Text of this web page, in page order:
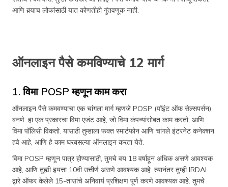
आणि बर्‍याच लोकांसाठी यात कोणतीही गुंतवणूक नाही.
ऑनलाइन पैसे कमविण्याचे 12 मार्ग
1. विमा POSP म्हणून काम करा
ऑनलाइन पैसे कमवण्याचा एक चांगला मार्ग म्हणजे POSP (पॉइंट ऑफ सेल्सपर्सन)
बनणे. हा एक प्रकारचा विमा एजंट आहे, जो विमा कंपन्यांसोबत काम करतो, आणि
विमा पॉलिसी विकतो. यासाठी तुम्हाला फक्त स्मार्टफोन आणि चांगले इंटरनेट कनेक्शन
हवे आहे, आणि हे काम घरबसल्या ऑनलाइन करता येते.
विमा POSP म्हणून पात्र होण्यासाठी, तुमचे वय 18 वर्षांहून अधिक असणे आवश्यक
आहे, आणि तुह्मी इयत्ता 10वी उत्तीर्ण असणे आवश्यक आहे. त्यानंतर तुम्ही IRDAI
द्वारे ऑफर केलेले 15-तासांचे अनिवार्य प्रशिक्षण पूर्ण करणे आवश्यक आहे. तुमचे